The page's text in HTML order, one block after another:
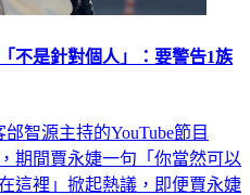
不是針對個人」：要警告1族
智源主持的YouTube節目
期間賈永婕一句「你當然可以
這裡」掀起熱議，即便賈永婕